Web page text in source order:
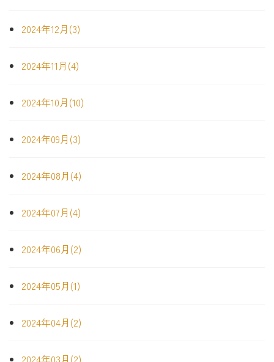
2024年12月(3)
2024年11月(4)
2024年10月(10)
2024年09月(3)
2024年08月(4)
2024年07月(4)
2024年06月(2)
2024年05月(1)
2024年04月(2)
2024年03月(2)